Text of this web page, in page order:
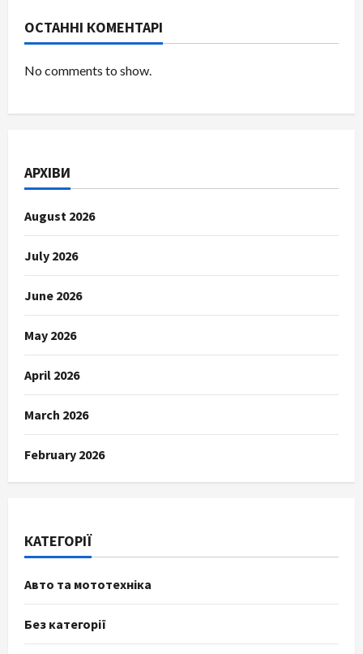
ОСТАННІ КОМЕНТАРІ
No comments to show.
АРХІВИ
August 2026
July 2026
June 2026
May 2026
April 2026
March 2026
February 2026
КАТЕГОРІЇ
Авто та мототехніка
Без категорії